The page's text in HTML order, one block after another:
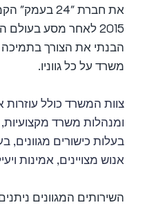
את חברת "24 בעמק"
2015 לאחר מסע
הבנתי את הצורך בתמיכה
משרד על כל גווניו.
צוות המשרד כולל עוזרות
ומנהלות משרד מקצועיות,
בעלות כישורים מגוונים,
אנוש מצויינים, אמינות
השירותים המגוונים